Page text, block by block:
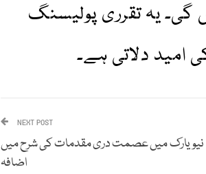
گی۔ یہ تقرری پولیسنگ
امید دلاتی ہے۔
NEXT POST
نیویارک میں عصمت دری مقدمات کی شرح میں
اضافہ